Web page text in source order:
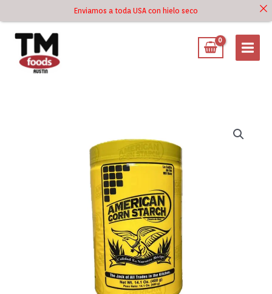
Enviamos a toda USA con hielo seco
al
contenido